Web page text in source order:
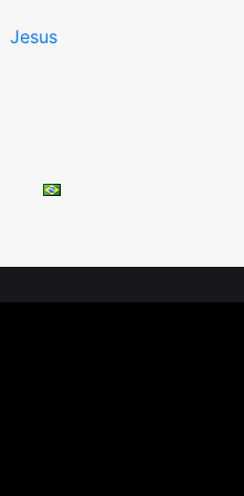
Jesus